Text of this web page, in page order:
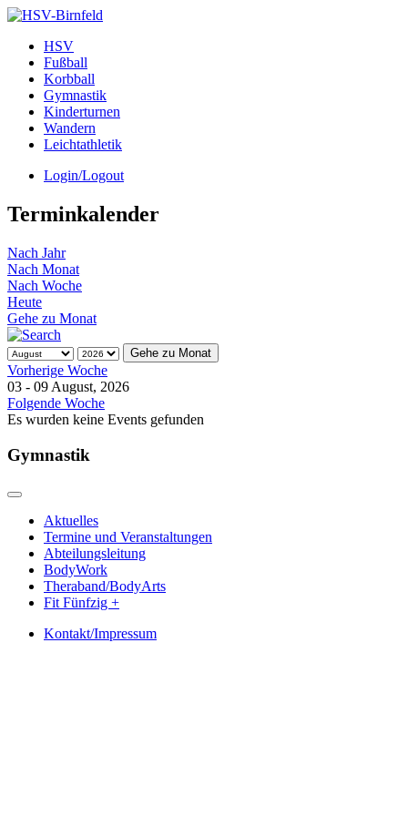
HSV
Fußball
Korbball
Gymnastik
Kinderturnen
Wandern
Leichtathletik
Login/Logout
Terminkalender
Nach Jahr
Nach Monat
Nach Woche
Heute
Gehe zu Monat
Gehe zu Monat
Vorherige Woche
03 - 09 August, 2026
Folgende Woche
Es wurden keine Events gefunden
Gymnastik
Aktuelles
Termine und Veranstaltungen
Abteilungsleitung
BodyWork
Theraband/BodyArts
Fit Fünfzig +
Kontakt/Impressum